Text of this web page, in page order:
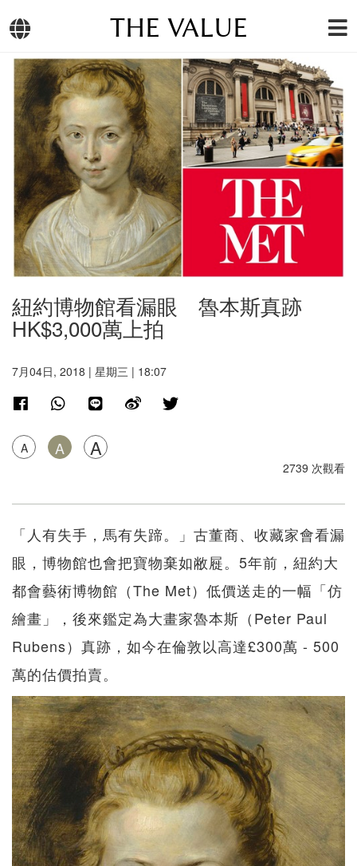
THE VALUE
紐約博物館看漏眼 魯本斯真跡
HK$3,000萬上拍
7月04日, 2018 | 星期三 | 18:07
A A A
2739 次觀看
「人有失手，馬有失蹄。」古董商、收藏家會看漏
眼，博物館也會把寶物棄如敝屣。5年前，紐約大
都會藝術博物館（The Met）低價送走的一幅「仿
繪畫」，後來鑑定為大畫家魯本斯（Peter Paul
Rubens）真跡，如今在倫敦以高達£300萬 - 500
萬的估價拍賣。